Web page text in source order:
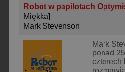
Robot w papilotach
Miękka]
Mark Stevenson
Mark
ponad
czterech